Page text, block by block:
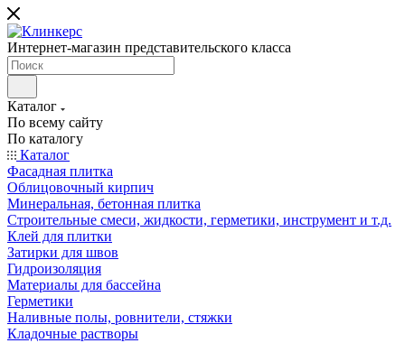
Интернет-магазин представительского класса
Каталог
По всему сайту
По каталогу
Каталог
Фасадная плитка
Облицовочный кирпич
Минеральная, бетонная плитка
Строительные смеси, жидкости, герметики, инструмент и т.д.
Клей для плитки
Затирки для швов
Гидроизоляция
Материалы для бассейна
Герметики
Наливные полы, ровнители, стяжки
Кладочные растворы